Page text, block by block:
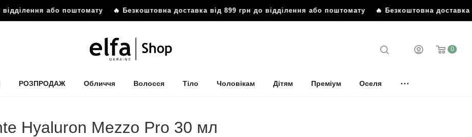
або поштомату 🔥 Безкоштовна доставка від 899 грн до відділення або поштомату 🔥 Безкоштовна доставка
0
РОЗПРОДАЖ Обличчя Волосся Тіло Чоловікам Дітям Преміум Оселя
Hyaluron Mezzo Pro 30 мл